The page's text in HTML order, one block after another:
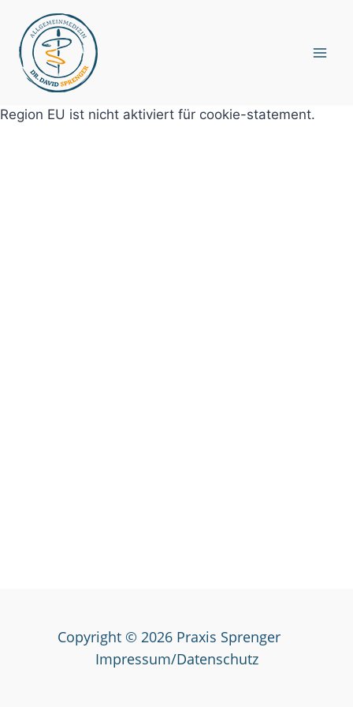
Inhalt
springen
Region EU ist nicht aktiviert für cookie-statement.
Copyright © 2026 Praxis Sprenger
Impressum/Datenschutz